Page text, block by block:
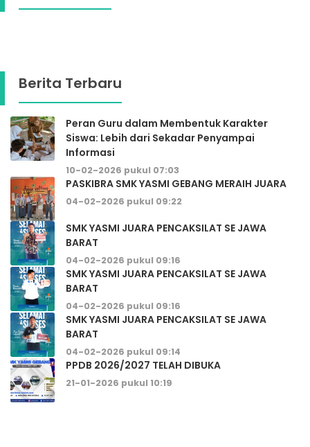
Berita Terbaru
Peran Guru dalam Membentuk Karakter
Siswa: Lebih dari Sekadar Penyampai
Informasi
10-02-2026 pukul 07:03
PASKIBRA SMK YASMI GEBANG MERAIH JUARA
04-02-2026 pukul 09:22
SMK YASMI JUARA PENCAKSILAT SE JAWA
BARAT
04-02-2026 pukul 09:16
SMK YASMI JUARA PENCAKSILAT SE JAWA
BARAT
04-02-2026 pukul 09:16
SMK YASMI JUARA PENCAKSILAT SE JAWA
BARAT
04-02-2026 pukul 09:14
PPDB 2026/2027 TELAH DIBUKA
21-01-2026 pukul 10:19